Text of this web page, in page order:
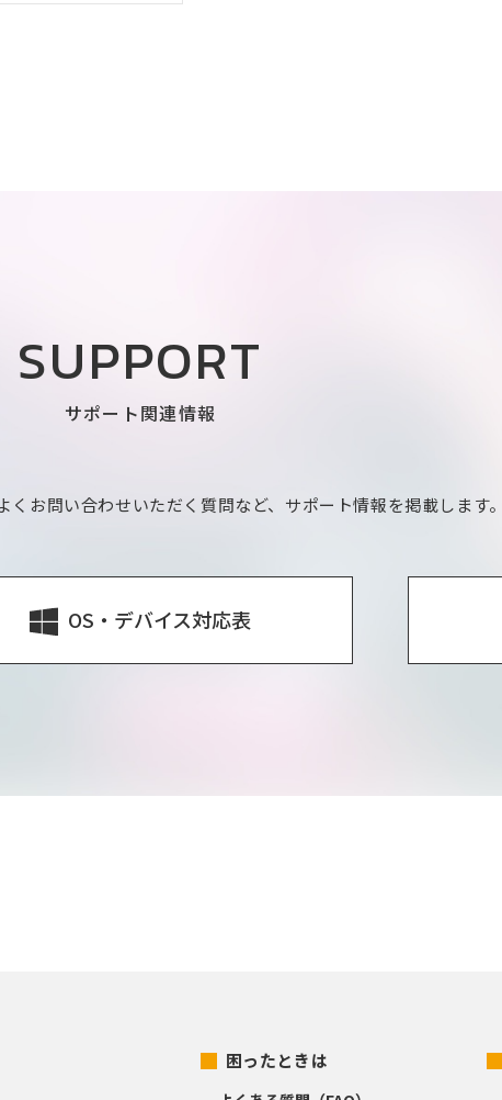
SUPPORT
サポート関連情報
くお問い合わせいただく質問など、サポート情報を掲載します。
OS・デバイス対応表
困ったときは